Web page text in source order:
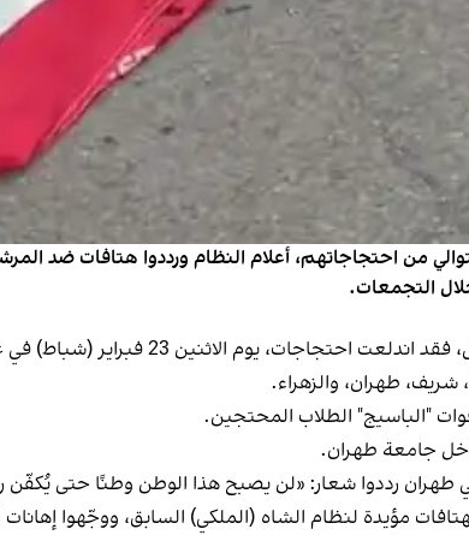
من احتجاجاتهم، أعلام النظام ورددوا هتافات ضد
التجمعات.
وبحسب مقاطع فيديو ورسائل وصلت إلى
طهران، والزهراء.
"الباسيج" الطلاب المحتجين.
جامعة طهران.
رددوا شعار: «لن يصبح هذا الوطن وطنًا حتى يُكفّن
مؤيدة لنظام الشاه (الملكي) السابق، ووجّهوا